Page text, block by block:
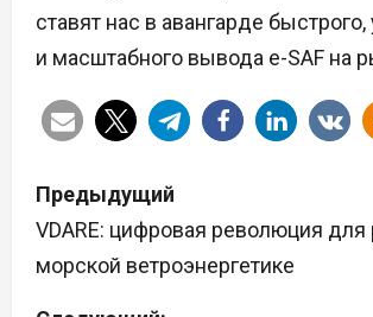
ставят нас в авангарде быстрого,
и масштабного вывода e-SAF на
Н
а
в
Предыдущий
VDARE: цифровая революция для
морской ветроэнергетике